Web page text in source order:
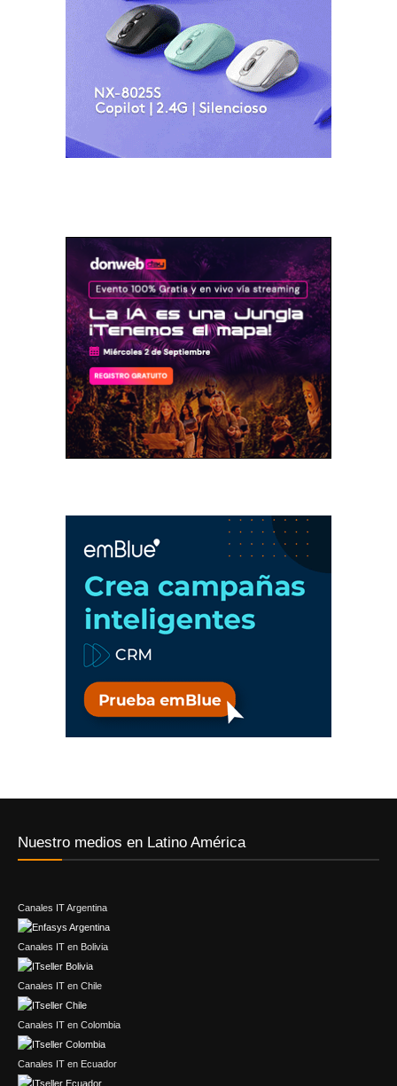
Nuestro medios en Latino América
Canales IT Argentina
Canales IT en Bolivia
Canales IT en Chile
Canales IT en Colombia
Canales IT en Ecuador